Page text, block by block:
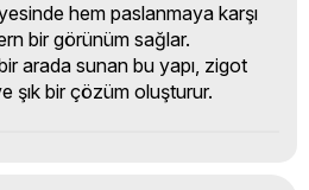
hem paslanmaya karşı
bir görünüm sağlar.
arada sunan bu yapı, zigot
şık bir çözüm oluşturur.